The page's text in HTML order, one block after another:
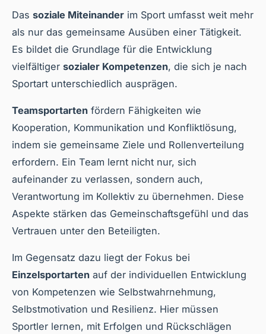
Das soziale Miteinander im Sport umfasst weit mehr
als nur das gemeinsame Ausüben einer Tätigkeit.
Es bildet die Grundlage für die Entwicklung
vielfältiger sozialer Kompetenzen, die sich je nach
Sportart unterschiedlich ausprägen.
Teamsportarten fördern Fähigkeiten wie
Kooperation, Kommunikation und Konfliktlösung,
indem sie gemeinsame Ziele und Rollenverteilung
erfordern. Ein Team lernt nicht nur, sich
aufeinander zu verlassen, sondern auch,
Verantwortung im Kollektiv zu übernehmen. Diese
Aspekte stärken das Gemeinschaftsgefühl und das
Vertrauen unter den Beteiligten.
Im Gegensatz dazu liegt der Fokus bei
Einzelsportarten auf der individuellen Entwicklung
von Kompetenzen wie Selbstwahrnehmung,
Selbstmotivation und Resilienz. Hier müssen
Sportler lernen, mit Erfolgen und Rückschlägen